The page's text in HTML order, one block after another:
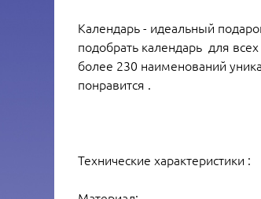
Календарь - идеальный
подобрать календарь для
более 230 наименований
понравится .
Технические характеристики :